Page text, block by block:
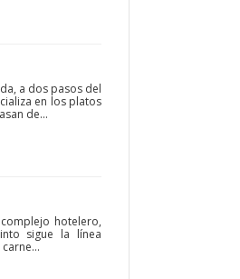
a dos pasos del
en los platos
de...
hotelero,
sigue la línea